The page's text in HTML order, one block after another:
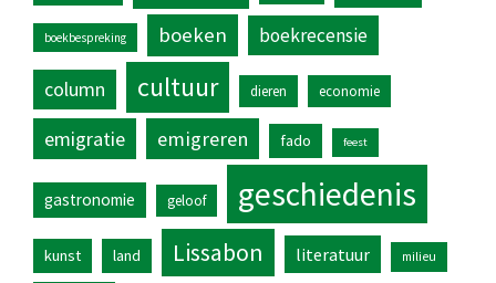
boekbespreking boeken boekrecensie
column cultuur dieren economie
emigratie emigreren fado feest
gastronomie geloof geschiedenis
kunst land Lissabon literatuur milieu